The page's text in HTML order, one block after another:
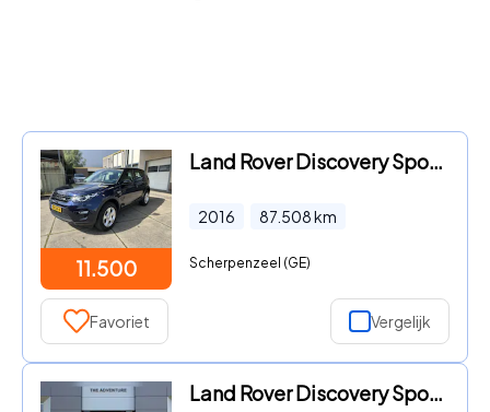
11.500
Land Rover Discovery Sport - 2.0 TD4 EC EURO 6 1e Eig 87508 KM
2016 87.508km
Scherpenzeel (GE)
Favoriet Vergelijk
Land Rover Discovery Sport - P270e Business Landmark Edition | Trekhaak | Meridian™ Surro